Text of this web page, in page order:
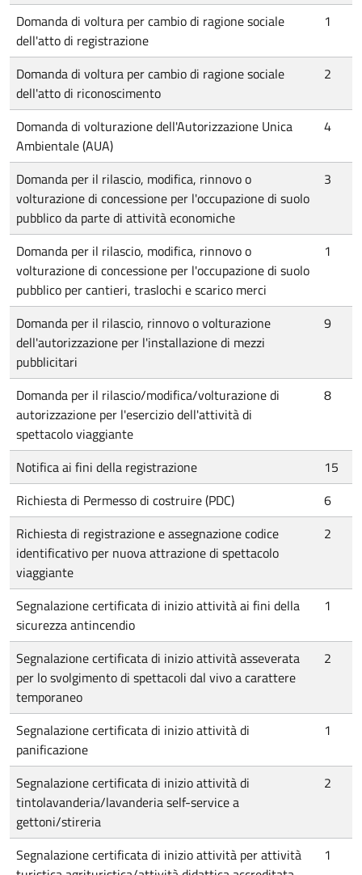
Domanda di voltura per cambio di ragione sociale
dell'atto di registrazione
1
Domanda di voltura per cambio di ragione sociale
dell'atto di riconoscimento
2
Domanda di volturazione dell'Autorizzazione Unica
Ambientale (AUA)
4
Domanda per il rilascio, modifica, rinnovo o
volturazione di concessione per l'occupazione di suolo
pubblico da parte di attività economiche
3
Domanda per il rilascio, modifica, rinnovo o
volturazione di concessione per l'occupazione di suolo
pubblico per cantieri, traslochi e scarico merci
1
Domanda per il rilascio, rinnovo o volturazione
dell'autorizzazione per l'installazione di mezzi
pubblicitari
9
Domanda per il rilascio/modifica/volturazione di
autorizzazione per l'esercizio dell'attività di
spettacolo viaggiante
8
Notifica ai fini della registrazione
15
Richiesta di Permesso di costruire (PDC)
6
Richiesta di registrazione e assegnazione codice
identificativo per nuova attrazione di spettacolo
viaggiante
2
Segnalazione certificata di inizio attività ai fini della
sicurezza antincendio
1
Segnalazione certificata di inizio attività asseverata
per lo svolgimento di spettacoli dal vivo a carattere
temporaneo
2
Segnalazione certificata di inizio attività di
panificazione
1
Segnalazione certificata di inizio attività di
tintolavanderia/lavanderia self-service a
gettoni/stireria
2
Segnalazione certificata di inizio attività per attività
1